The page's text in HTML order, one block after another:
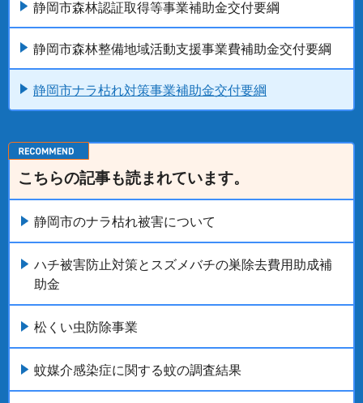
静岡市森林認証取得等事業補助金交付要綱
静岡市森林整備地域活動支援事業費補助金交付要綱
静岡市ナラ枯れ対策事業補助金交付要綱
こちらの記事も読まれています。
静岡市のナラ枯れ被害について
ハチ被害防止対策とスズメバチの巣除去費用助成補
助金
松くい虫防除事業
蚊媒介感染症に関する蚊の調査結果